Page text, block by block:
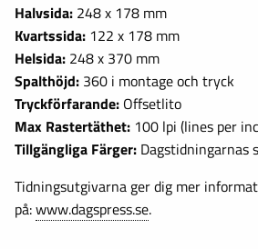
Halvsida: 248 x 178 mm
Kvartssida: 122 x 178 mm
Helsida: 248 x 370 mm
Spalthöjd: 360 i montage och tryck
Tryckförfarande: Offsetlito
Max Rastertäthet: 100 lpi (lines per
Tillgängliga Färger: Dagstidningarnas
Tidningsutgivarna ger dig mer
på:www.dagspress.se.